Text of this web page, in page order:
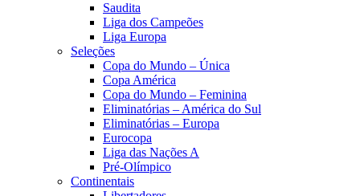
Saudita
Liga dos Campeões
Liga Europa
Seleções
Copa do Mundo – Única
Copa América
Copa do Mundo – Feminina
Eliminatórias – América do Sul
Eliminatórias – Europa
Eurocopa
Liga das Nações A
Pré-Olímpico
Continentais